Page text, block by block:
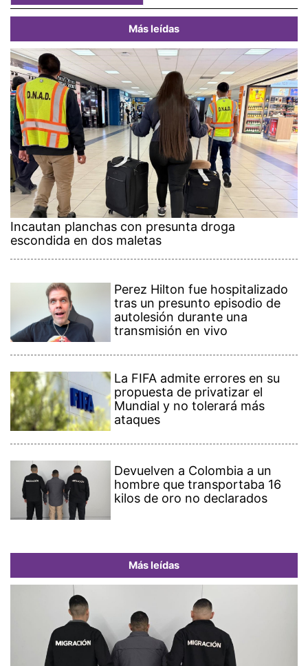
Más leídas
Incautan planchas con presunta droga
escondida en dos maletas
Perez Hilton fue hospitalizado
tras un presunto episodio de
autolesión durante una
transmisión en vivo
La FIFA admite errores en su
propuesta de privatizar el
Mundial y no tolerará más
ataques
Devuelven a Colombia a un
hombre que transportaba 16
kilos de oro no declarados
Más leídas